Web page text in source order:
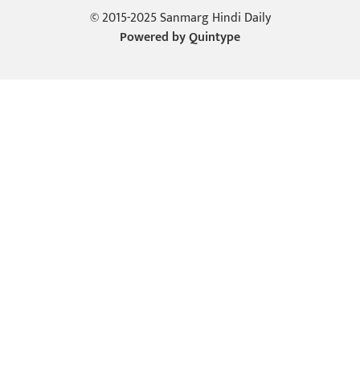
© 2015-2025 Sanmarg Hindi Daily
Powered byQuintype